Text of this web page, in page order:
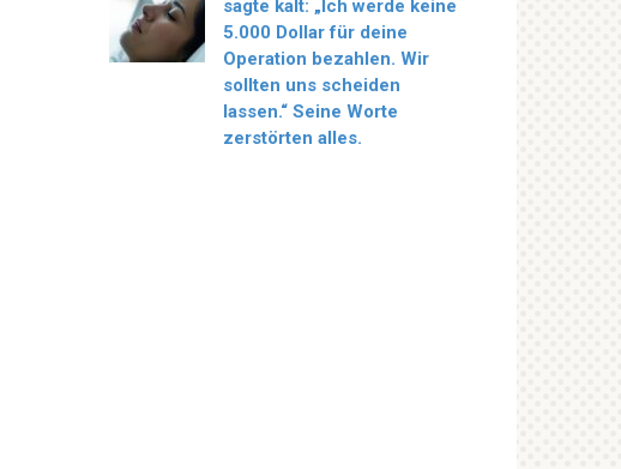
sagte kalt: „Ich werde keine
5.000 Dollar für deine
Operation bezahlen. Wir
sollten uns scheiden
lassen.“ Seine Worte
zerstörten alles.